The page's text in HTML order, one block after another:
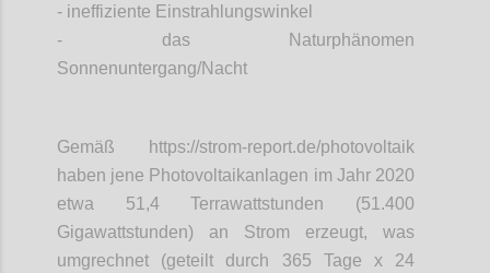
- ineffiziente Einstrahlungswinkel
- das Naturphänomen
Sonnenuntergang/Nacht
Gemäß https://strom-report.de/photovoltaik
haben jene Photovoltaikanlagen im Jahr 2020
etwa 51,4 Terrawattstunden (51.400
Gigawattstunden) an Strom erzeugt, was
umgrechnet (geteilt durch 365 Tage x 24